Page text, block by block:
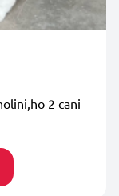
2 cani